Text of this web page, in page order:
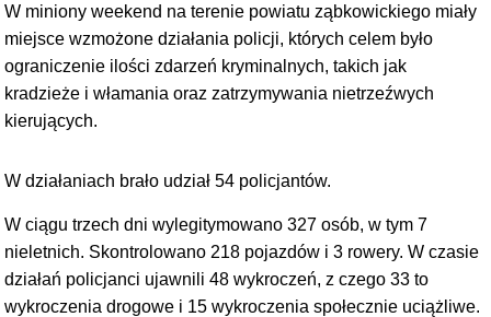
W miniony weekend na terenie powiatu ząbkowickiego miały
miejsce wzmożone działania policji, których celem było
ograniczenie ilości zdarzeń kryminalnych, takich jak
kradzieże i włamania oraz zatrzymywania nietrzeźwych
kierujących.
W działaniach brało udział 54 policjantów.
W ciągu trzech dni wylegitymowano 327 osób, w tym 7
nieletnich. Skontrolowano 218 pojazdów i 3 rowery. W czasie
działań policjanci ujawnili 48 wykroczeń, z czego 33 to
wykroczenia drogowe i 15 wykroczenia społecznie uciążliwe.